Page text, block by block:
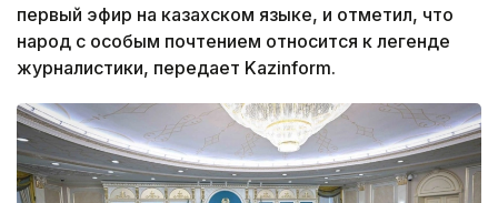
первый эфир на казахском языке, и отметил, что
народ с особым почтением относится к легенде
журналистики, передает Kazinform.